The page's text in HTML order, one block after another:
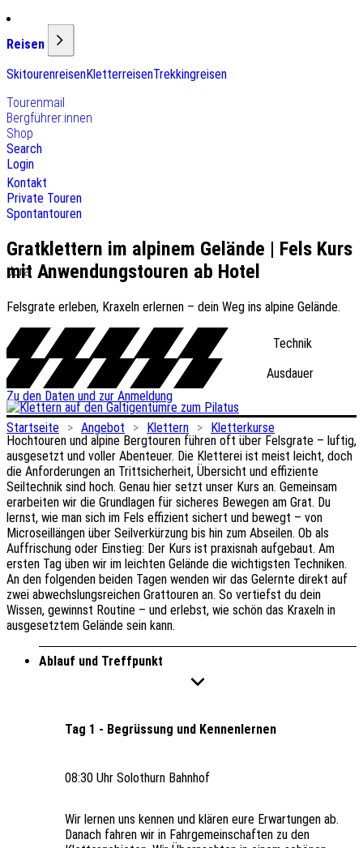
Reisen
SkitourenreisenKletterreisenTrekkingreisen
Tourenmail
Bergführer:innen
Shop
Search
Login
Kontakt
Private Touren
Spontantouren
Gratklettern im alpinem Gelände | Fels Kurs
mit Anwendungstouren ab Hotel
Felsgrate erleben, Kraxeln erlernen – dein Weg ins alpine Gelände.
Technik
Ausdauer
Zu den Daten und zur Anmeldung
Jura
Startseite > Angebot > Klettern > Kletterkurse
Hochtouren und alpine Bergtouren führen oft über Felsgrate – luftig,
ausgesetzt und voller Abenteuer. Die Kletterei ist meist leicht, doch
die Anforderungen an Tritt­sicherheit, Übersicht und effiziente
Seiltechnik sind hoch. Genau hier setzt unser Kurs an. Gemeinsam
erarbeiten wir die Grundlagen für sicheres Bewegen am Grat. Du
lernst, wie man sich im Fels effizient sichert und bewegt – von
Microseillängen über Seilverkürzung bis hin zum Abseilen. Ob als
Auffrischung oder Einstieg: Der Kurs ist praxisnah aufgebaut. Am
ersten Tag üben wir im leichten Gelände die wichtigsten Techniken.
An den folgenden beiden Tagen wenden wir das Gelernte direkt auf
zwei abwechslungsreichen Grat­touren an. So vertiefst du dein
Wissen, gewinnst Routine – und erlebst, wie schön das Kraxeln in
ausgesetztem Gelände sein kann.
Ablauf und Treffpunkt
Tag 1 - Begrüssung und Kennenlernen
08:30 Uhr Solothurn Bahnhof
Wir lernen uns kennen und klären eure Erwartungen ab.
Danach fahren wir in Fahrgemeinschaften zu den